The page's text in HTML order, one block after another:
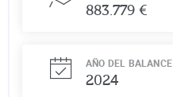
883.779 €
AÑO DEL BALANCE
2024